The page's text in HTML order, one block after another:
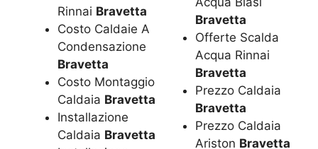
Rinnai Bravetta
Costo Caldaie A
Condensazione
Bravetta
Costo Montaggio
Caldaia Bravetta
Installazione
Caldaia Bravetta
Bravetta
Offerte Scalda
Acqua Rinnai
Bravetta
Prezzo Caldaia
Bravetta
Prezzo Caldaia
Ariston Bravetta